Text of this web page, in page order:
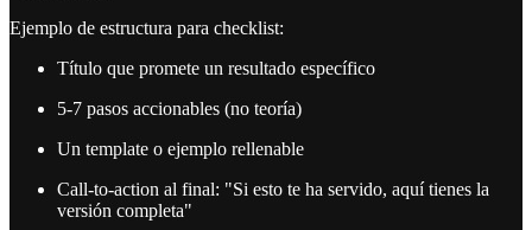
Ejemplo de estructura para checklist:
Título que promete un resultado específico
5-7 pasos accionables (no teoría)
Un template o ejemplo rellenable
Call-to-action al final: "Si esto te ha servido, aquí tienes la
versión completa"